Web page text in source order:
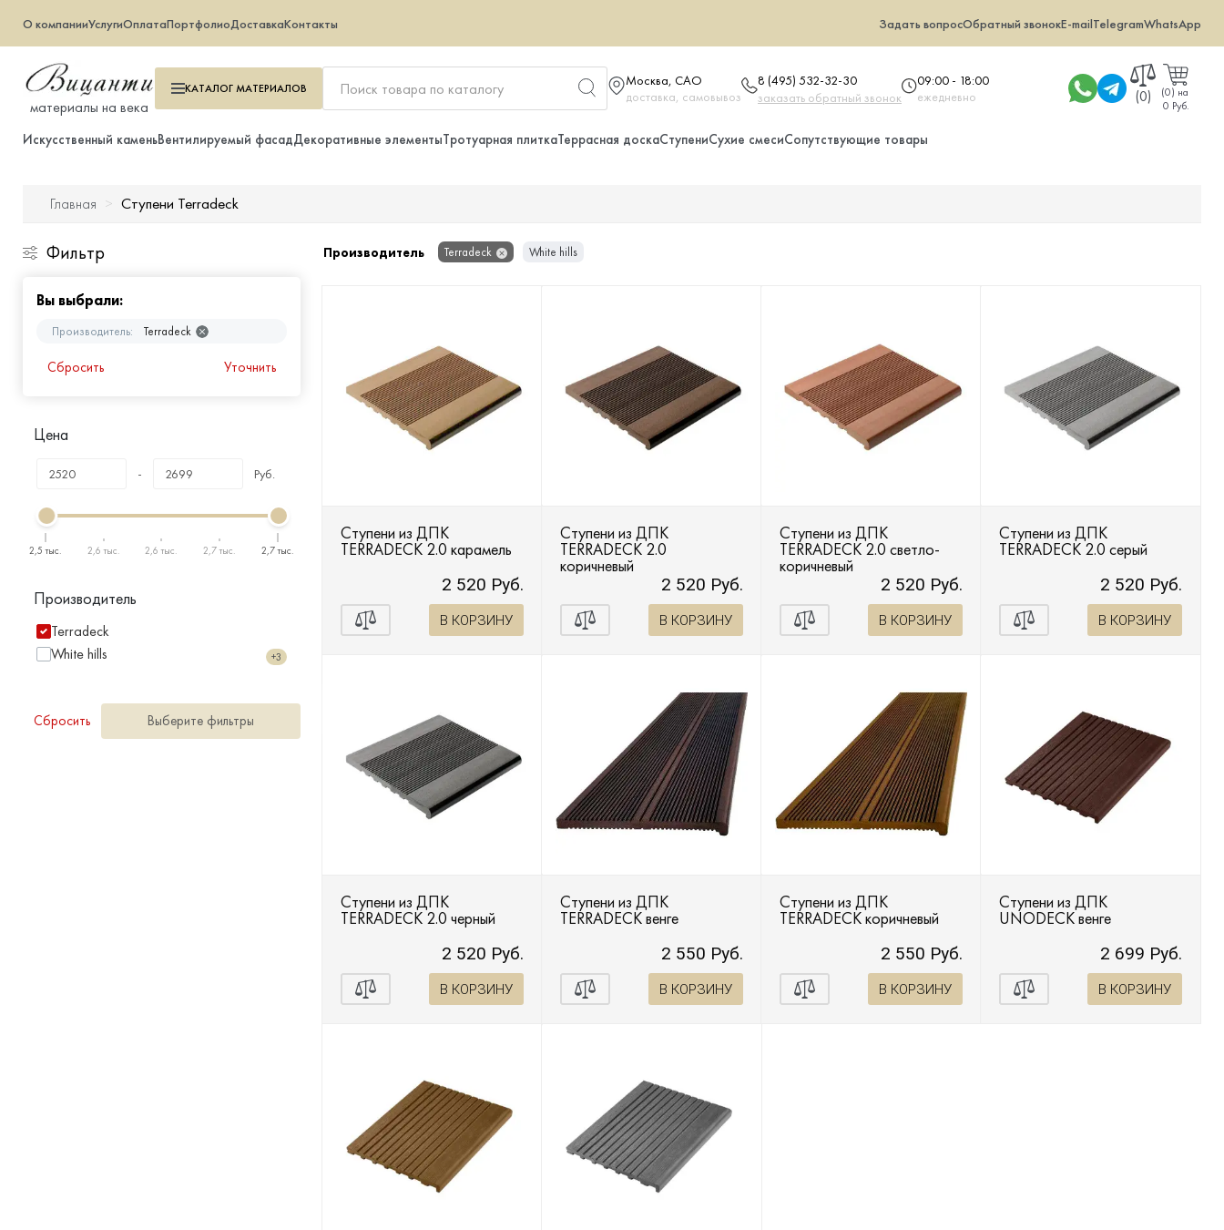
О компанииУслугиОплатаПортфолиоДоставкаКонтакты Задать вопросОбратный звонокE-mailTelegramWhatsApp
материалы на века
КАТАЛОГМАТЕРИАЛОВ
Москва, САО
доставка, самовывоз
8 (495) 532-32-30
заказать обратный звонок
09:00 - 18:00
ежедневно
(0) (0) на
0 Руб.
Искусственный каменьВентилируемый фасадДекоративные элементыТротуарная плиткаТеррасная доскаСтупениСухие смесиСопутствующие товары
Тротуарная плитка
Сухие смеси
Сопутствующие товары
Главная Ступени Terradeck
Фильтр
Вы выбрали:
Производитель: Terradeck
Сбросить Уточнить
Цена
- Руб.
2,5 тыс. 2,6 тыс. 2,6 тыс. 2,7 тыс. 2,7 тыс.
Производитель
Terradeck
White hills
+3
Сбросить Выберите фильтры
Производитель Terradeck White hills
Ступени из ДПК
TERRADECK 2.0 карамель
2 520 Руб.
В КОРЗИНУ
Ступени из ДПК
TERRADECK 2.0
коричневый
2 520 Руб.
В КОРЗИНУ
Ступени из ДПК
TERRADECK 2.0 светло-
коричневый
2 520 Руб.
В КОРЗИНУ
Ступени из ДПК
TERRADECK 2.0 серый
2 520 Руб.
В КОРЗИНУ
Ступени из ДПК
TERRADECK 2.0 черный
2 520 Руб.
В КОРЗИНУ
Ступени из ДПК
TERRADECK венге
2 550 Руб.
В КОРЗИНУ
Ступени из ДПК
TERRADECK коричневый
2 550 Руб.
В КОРЗИНУ
Ступени из ДПК
UNODECK венге
2 699 Руб.
В КОРЗИНУ